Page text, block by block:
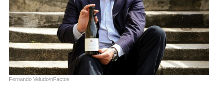
Fernando Veludo/nFactos